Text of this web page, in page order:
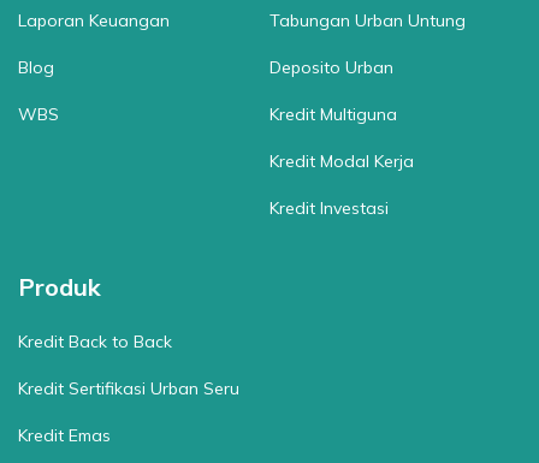
Laporan Keuangan
Blog
WBS
Tabungan Urban Untung
Deposito Urban
Kredit Multiguna
Kredit Modal Kerja
Kredit Investasi
Produk
Kredit Back to Back
Kredit Sertifikasi Urban Seru
Kredit Emas